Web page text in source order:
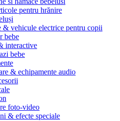
pentru hrănire
vehicule electrice pentru copii
bebe
interactive
bebe
& echipamente audio
foto-video
& efecte speciale